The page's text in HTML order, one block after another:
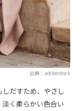
出典：adobestock
だすため、やさし
く柔らかい色合い